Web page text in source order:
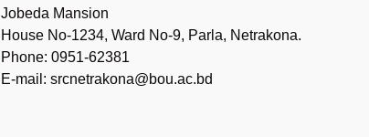
Jobeda Mansion
House No-1234, Ward No-9, Parla, Netrakona.
Phone: 0951-62381
E-mail: srcnetrakona@bou.ac.bd